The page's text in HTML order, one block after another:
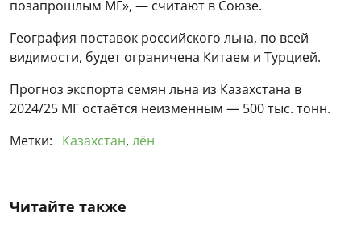
позапрошлым МГ», — считают в Союзе.
География поставок российского льна, по всей
видимости, будет ограничена Китаем и Турцией.
Прогноз экспорта семян льна из Казахстана в
2024/25 МГ остаётся неизменным — 500 тыс. тонн.
Метки:
Казахстан, лён
Читайте также